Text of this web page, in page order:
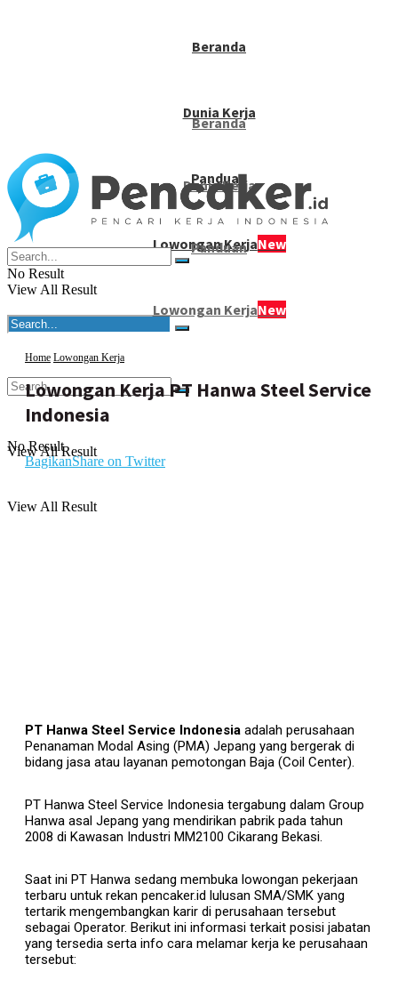
Beranda
Dunia Kerja
Panduan
Lowongan KerjaNew
No Result
View All Result
Beranda
Dunia Kerja
Panduan
Lowongan KerjaNew
No Result
View All Result
No Result
View All Result
Home Lowongan Kerja
Lowongan Kerja PT Hanwa Steel Service
Indonesia
BagikanShare on Twitter
PT Hanwa Steel Service Indonesia adalah perusahaan
Penanaman Modal Asing (PMA) Jepang yang bergerak di
bidang jasa atau layanan pemotongan Baja (Coil Center).
PT Hanwa Steel Service Indonesia tergabung dalam Group
Hanwa asal Jepang yang mendirikan pabrik pada tahun
2008 di Kawasan Industri MM2100 Cikarang Bekasi.
Saat ini PT Hanwa sedang membuka lowongan pekerjaan
terbaru untuk rekan pencaker.id lulusan SMA/SMK yang
tertarik mengembangkan karir di perusahaan tersebut
sebagai Operator. Berikut ini informasi terkait posisi jabatan
yang tersedia serta info cara melamar kerja ke perusahaan
tersebut: